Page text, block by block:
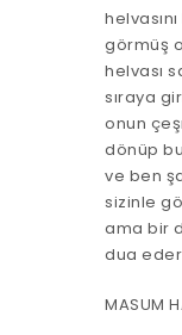
görmüş
helvası
sıraya
onun
dönüp
ve ben
sizinle
ama bir
dua eder
MASUM